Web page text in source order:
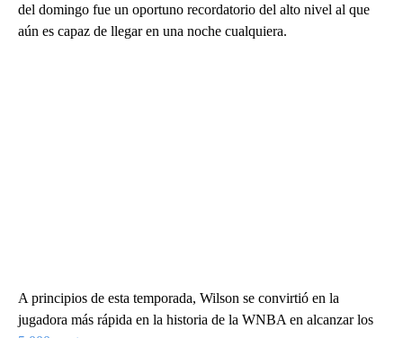
del domingo fue un oportuno recordatorio del alto nivel al que
aún es capaz de llegar en una noche cualquiera.
A principios de esta temporada, Wilson se convirtió en la
jugadora más rápida en la historia de la WNBA en alcanzar los